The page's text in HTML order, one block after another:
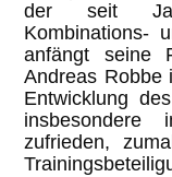
der seit
Kombinations-
anfängt seine
Andreas Robbe
Entwicklung
insbesondere
zufrieden,